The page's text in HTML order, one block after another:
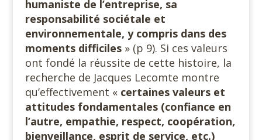
humaniste de l’entreprise, sa
responsabilité sociétale et
environnementale, y compris dans des
moments difficiles » (p 9). Si ces valeurs
ont fondé la réussite de cette histoire, la
recherche de Jacques Lecomte montre
qu’effectivement « certaines valeurs et
attitudes fondamentales (confiance en
l’autre, empathie, respect, coopération,
bienveillance, esprit de service, etc.)